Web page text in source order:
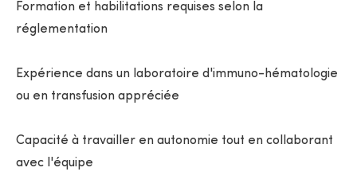
Formation et habilitations requises selon la
réglementation
Expérience dans un laboratoire d'immuno-hématologie
ou en transfusion appréciée
Capacité à travailler en autonomie tout en collaborant
avec l'équipe